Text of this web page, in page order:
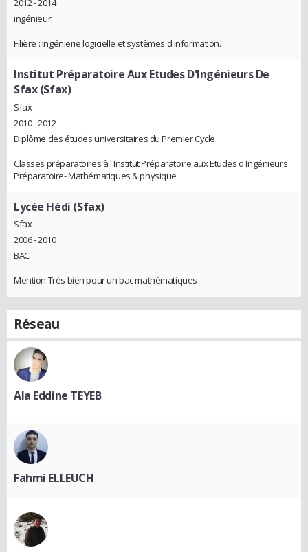
2012 - 2014
ingénieur
Filière : Ingénierie logicielle et systèmes d'information.
Institut Préparatoire Aux Etudes D'Ingénieurs De
Sfax (Sfax)
Sfax
2010 - 2012
Diplôme des études universitaires du Premier Cycle
Classes préparatoires à l'Institut Préparatoire aux Etudes d'Ingénieurs
Préparatoire- Mathématiques & physique
Lycée Hédi (Sfax)
Sfax
2006 - 2010
BAC
Mention Très bien pour un bac mathématiques
Réseau
Ala Eddine TEYEB
Fahmi ELLEUCH